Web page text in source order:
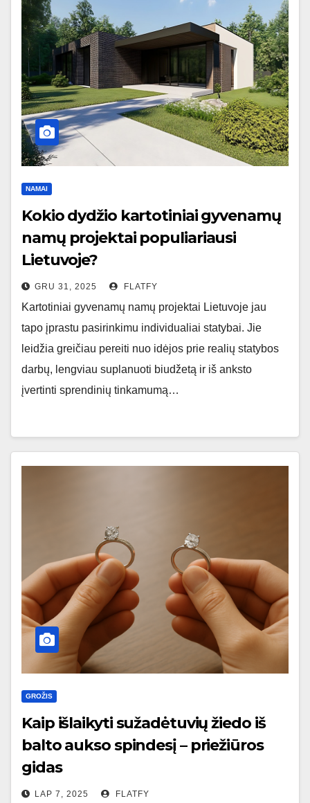
NAMAI
Kokio dydžio kartotiniai gyvenamų
namų projektai populiariausi
Lietuvoje?
GRU 31, 2025 FLATFY
Kartotiniai gyvenamų namų projektai Lietuvoje jau
tapo įprastu pasirinkimu individualiai statybai. Jie
leidžia greičiau pereiti nuo idėjos prie realių statybos
darbų, lengviau suplanuoti biudžetą ir iš anksto
įvertinti sprendinių tinkamumą…
GROŽIS
Kaip išlaikyti sužadėtuvių žiedo iš
balto aukso spindesį – priežiūros
gidas
LAP 7, 2025 FLATFY